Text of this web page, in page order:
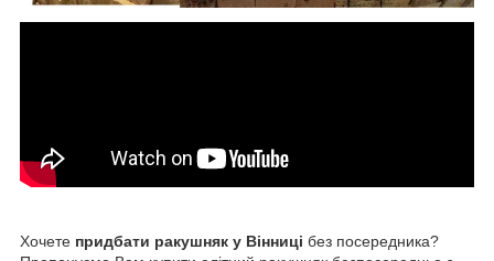
Хочете придбати ракушняк у Вінниці без посередника?